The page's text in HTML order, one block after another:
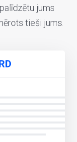
jums
tieši jums.